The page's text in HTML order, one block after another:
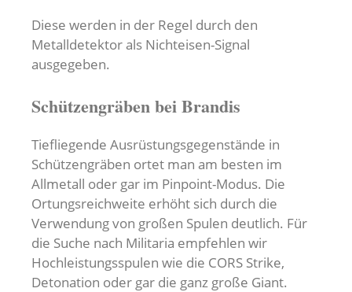
Diese werden in der Regel durch den
Metalldetektor als Nichteisen-Signal
ausgegeben.
Schützengräben bei Brandis
Tiefliegende Ausrüstungsgegenstände in
Schützengräben ortet man am besten im
Allmetall oder gar im Pinpoint-Modus. Die
Ortungsreichweite erhöht sich durch die
Verwendung von großen Spulen deutlich. Für
die Suche nach Militaria empfehlen wir
Hochleistungsspulen wie die CORS Strike,
Detonation oder gar die ganz große Giant.